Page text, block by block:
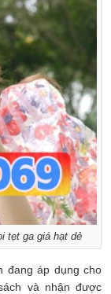
tẹt ga giá hạt dẻ
đang áp dụng cho
và nhận được